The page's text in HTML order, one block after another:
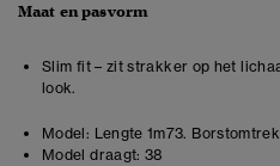
Maat en pasvorm
Slim fit – zit strakker op het
look.
Model: Lengte 1m73.
Model draagt: 38